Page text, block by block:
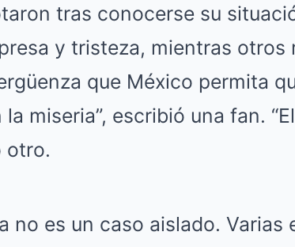
tras conocerse su
y tristeza, mientras otros
que México permita
miseria”, escribió una fan.
otro.
no es un caso aislado. Varias